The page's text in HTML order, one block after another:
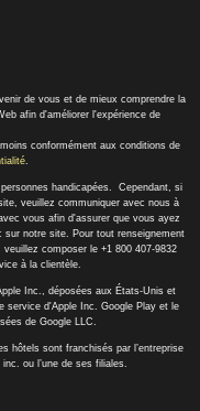
de vous et de mieux comprendre la
afin d'améliorer l'expérience de
conformément aux conditions de
.
handicapées. Cependant, si
veuillez communiquer avec nous à
vous afin d'assurer que vous ayez
sur notre site. Pour tout renseignement
composer le +1 800 407-9832
à la clientèle.
Inc., déposées aux États-Unis et
service d'Apple Inc. Google Play et le
de Google LLC.
hôtels sont franchisés par l’entreprise
ou l’une de ses filiales.